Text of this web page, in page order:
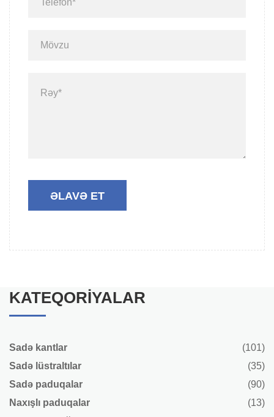
KATEQORIYALAR
Sadə kantlar
(101)
Sadə lüstraltılar
(35)
Sadə paduqalar
(90)
Naxışlı paduqalar
(13)